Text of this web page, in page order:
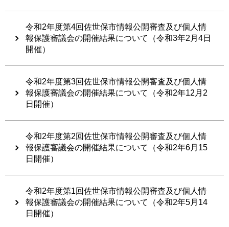
令和2年度第4回佐世保市情報公開審査及び個人情
報保護審議会の開催結果について（令和3年2月4日
開催）
令和2年度第3回佐世保市情報公開審査及び個人情
報保護審議会の開催結果について（令和2年12月2
日開催）
令和2年度第2回佐世保市情報公開審査及び個人情
報保護審議会の開催結果について（令和2年6月15
日開催）
令和2年度第1回佐世保市情報公開審査及び個人情
報保護審議会の開催結果について（令和2年5月14
日開催）